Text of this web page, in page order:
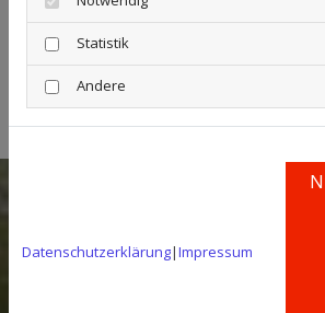
benötigte Technologie und
Sachkompetenz verfügen, die es
professionellen Industrieabriss
Statistik
Andere
Datenschutzerklärung|Impressum